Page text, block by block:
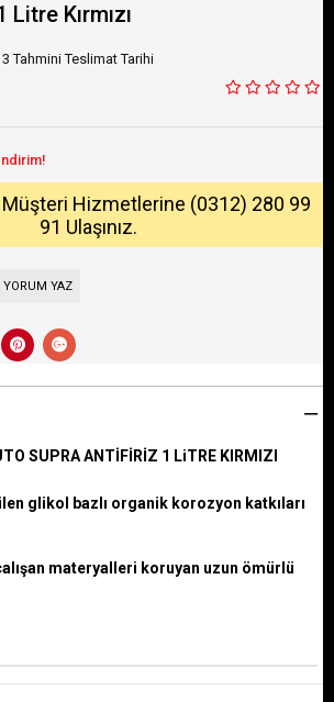
Kırmızı
3 Tahmini Teslimat Tarihi
Hizmetlerine (0312) 280 99
91 Ulaşınız.
YORUM YAZ
SUPRA ANTİFİRİZ 1 LiTRE KIRMIZI
glikol bazlı organik korozyon katkıları
materyalleri koruyan uzun ömürlü